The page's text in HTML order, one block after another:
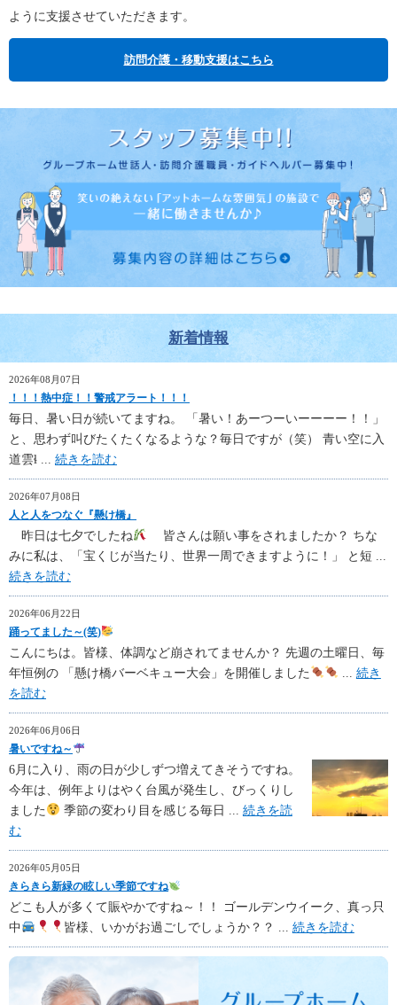
ように支援させていただきます。
訪問介護・移動支援はこちら
新着情報
2026年08月07日
！！！熱中症！！警戒アラート！！！
毎日、暑い日が続いてますね。 「暑い！あーつーいーーーー！！」
と、思わず叫びたくたくなるような？毎日ですが（笑） 青い空に入
道雲ɬ ... 続きを読む
2026年07月08日
人と人をつなぐ『懸け橋』
昨日は七夕でしたね
皆さんは願い事をされましたか？ ちな
みに私は、「宝くじが当たり、世界一周できますように！」 と短 ...
続きを読む
2026年06月22日
踊ってました～(笑)
こんにちは。皆様、体調など崩されてませんか？ 先週の土曜日、毎
年恒例の 「懸け橋バーベキュー大会」を開催しました
... 続き
を読む
2026年06月06日
暑いですね～
6月に入り、雨の日が少しずつ増えてきそうですね。
今年は、例年よりはやく台風が発生し、びっくりし
ました
季節の変わり目を感じる毎日 ... 続きを読
む
2026年05月05日
きらきら新緑の眩しい季節ですね
どこも人が多くて賑やかですね～！！ ゴールデンウイーク、真っ只
中
皆様、いかがお過ごしでしょうか？？ ... 続きを読む